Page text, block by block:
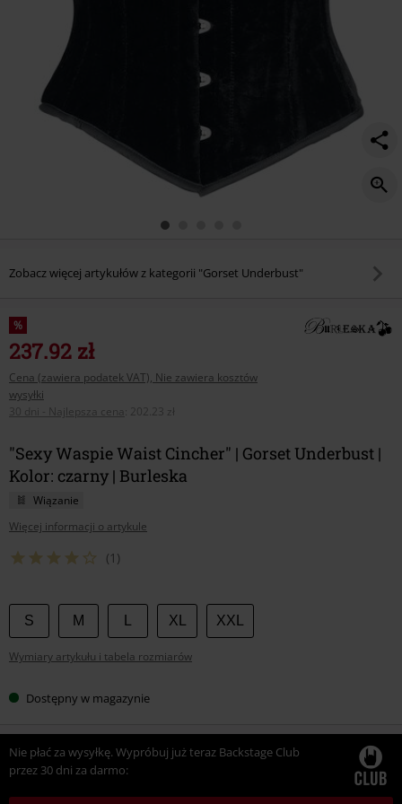
Zobacz więcej artykułów z kategorii "Gorset Underbust"
%
237.92 zł
Cena (zawiera podatek VAT), Nie zawiera kosztów
wysyłki
30 dni - Najlepsza cena
202.23 zł
"Sexy Waspie Waist Cincher" | Gorset Underbust |
Kolor: czarny | Burleska
Wiązanie
Więcej informacji o artykule
(1)
Wybierz
swój
rozmiar
S M XL XXL
Wymiary artykułu i tabela rozmiarów
Dostępny w magazynie
Nie płać za wysyłkę. Wypróbuj już teraz Backstage Club
przez 30 dni za darmo: